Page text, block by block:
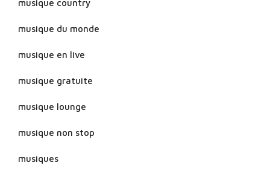
musique country
musique du monde
musique en live
musique gratuite
musique lounge
musique non stop
musiques